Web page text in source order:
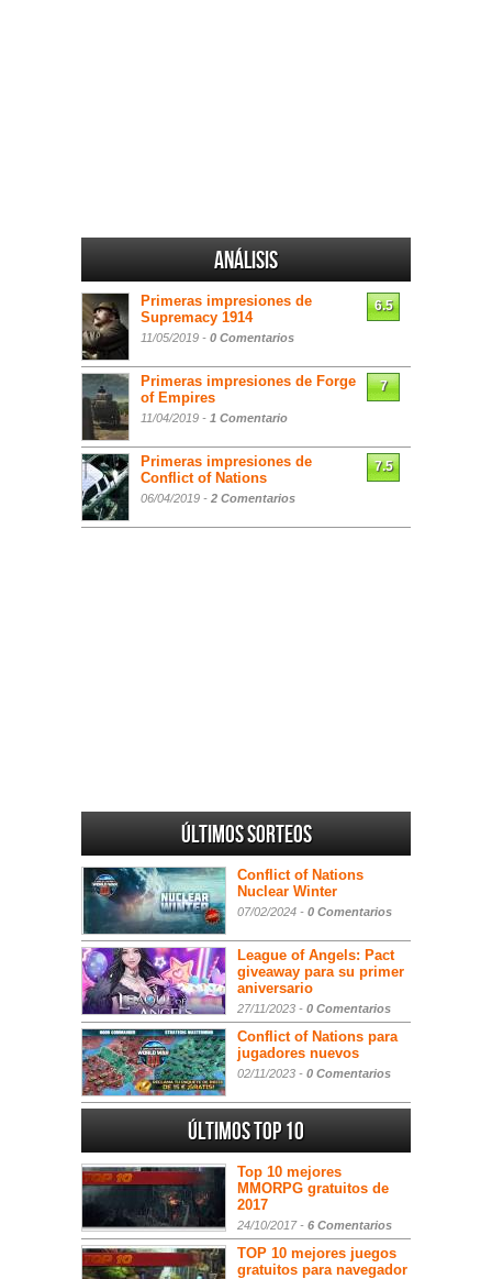
Análisis
Primeras impresiones de
Supremacy 1914
11/05/2019 - 0 Comentarios
6.5
Primeras impresiones de Forge
of Empires
11/04/2019 - 1 Comentario
7
Primeras impresiones de
Conflict of Nations
06/04/2019 - 2 Comentarios
7.5
Últimos sorteos
Conflict of Nations
Nuclear Winter
07/02/2024 - 0 Comentarios
League of Angels: Pact
giveaway para su primer
aniversario
27/11/2023 - 0 Comentarios
Conflict of Nations para
jugadores nuevos
02/11/2023 - 0 Comentarios
Últimos Top 10
Top 10 mejores
MMORPG gratuitos de
2017
24/10/2017 - 6 Comentarios
TOP 10 mejores juegos
gratuitos para navegador